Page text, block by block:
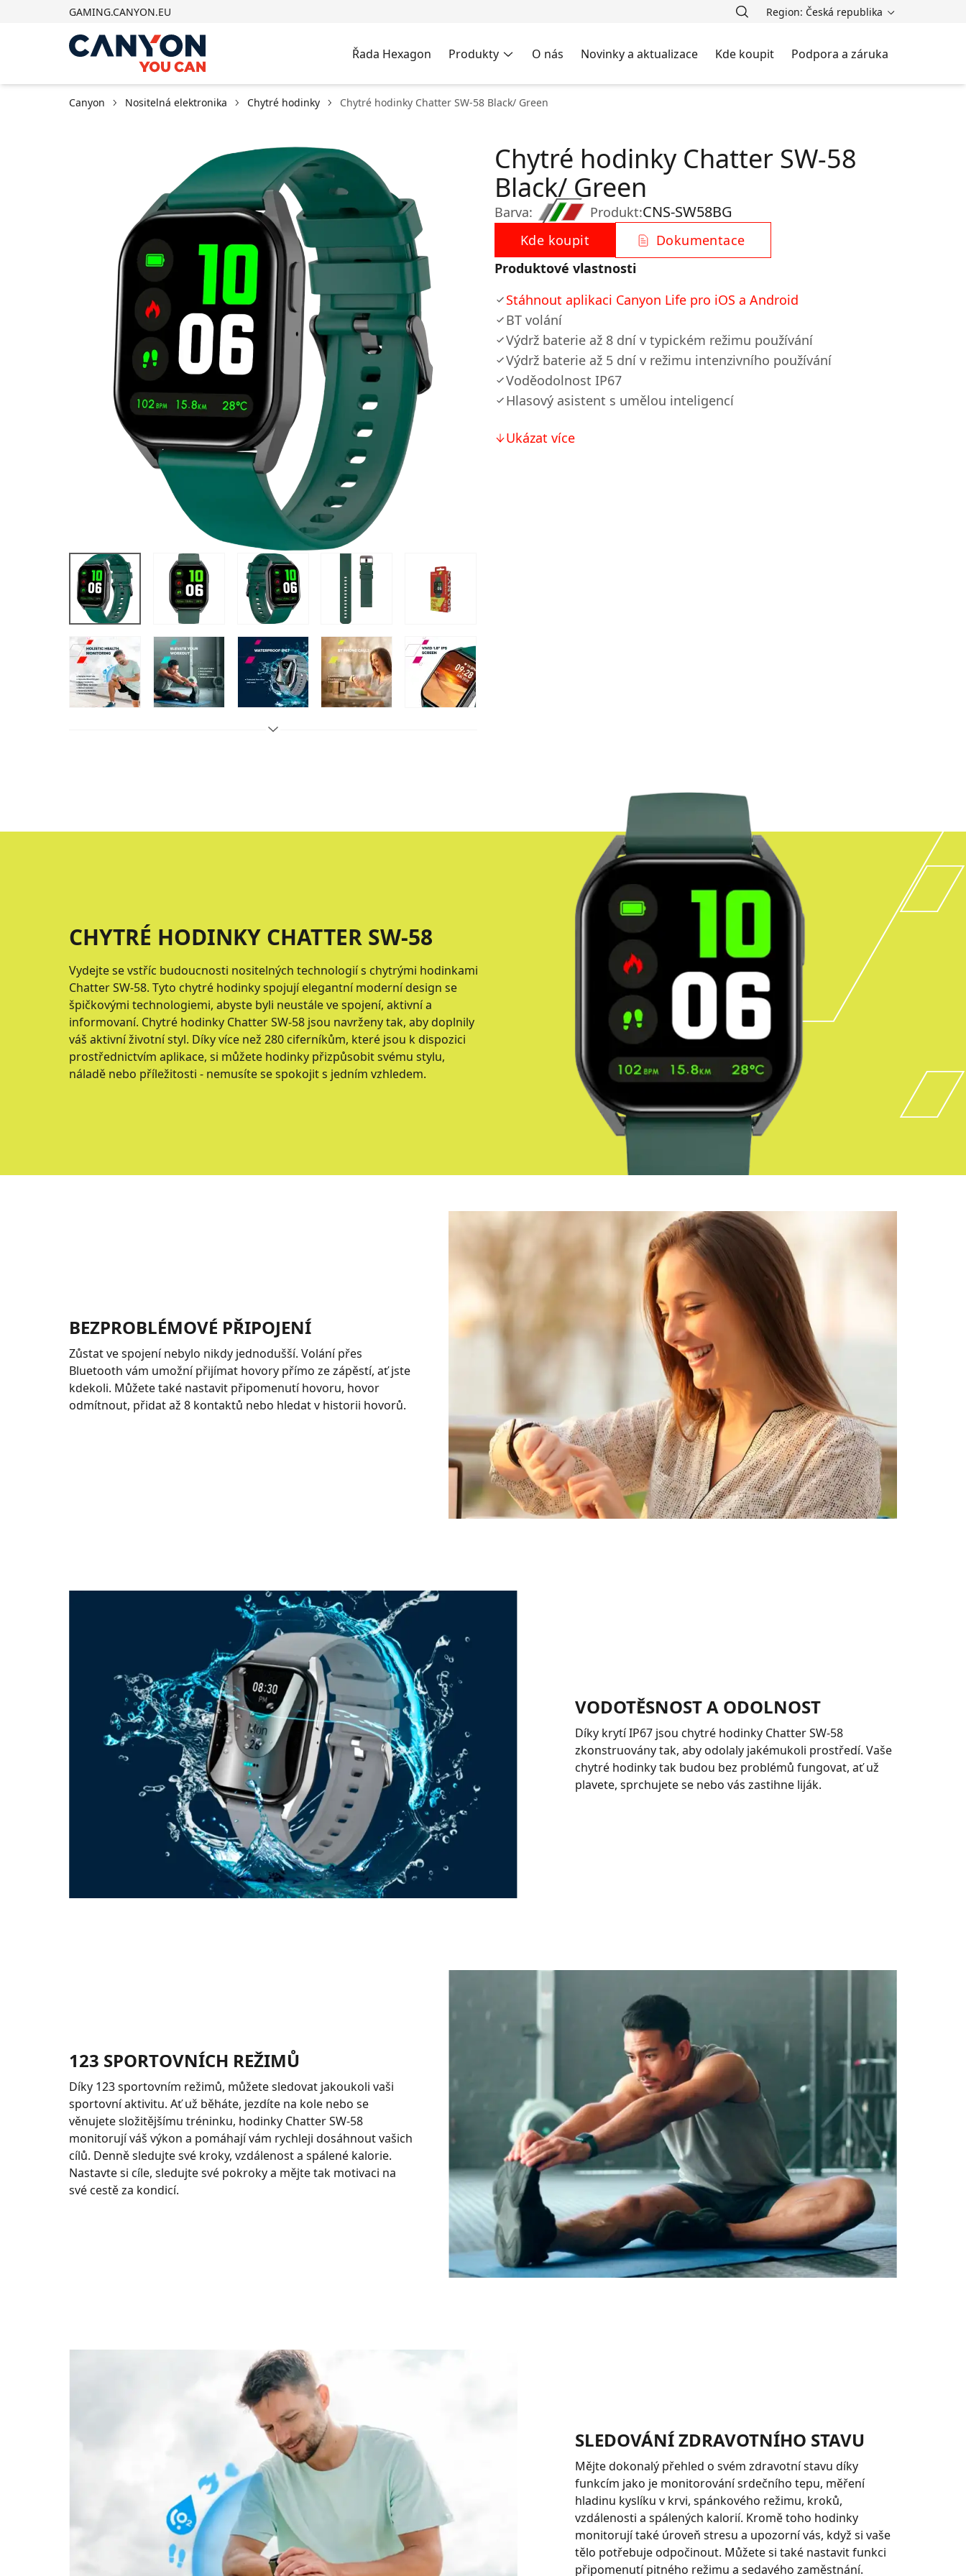
GAMING.CANYON.EU Region: Česká republika
Řada Hexagon Produkty O nás Novinky a aktualizace Kde koupit Podpora a záruka
Canyon Nositelná elektronika Chytré hodinky Chytré hodinky Chatter SW-58 Black/ Green
Barva:
Chytré hodinky Chatter SW-58
Black/ Green
Produkt:CNS-SW58BG
Kde koupit
Dokumentace
Produktové vlastnosti
Stáhnout aplikaci Canyon Life pro iOS a Android
BT volání
Výdrž baterie až 8 dní v typickém režimu používání
Výdrž baterie až 5 dní v režimu intenzivního používání
Voděodolnost IP67
Hlasový asistent s umělou inteligencí
Ukázat více
CHYTRÉ HODINKY CHATTER SW-58
Vydejte se vstříc budoucnosti nositelných technologií s chytrými hodinkami
Chatter SW-58. Tyto chytré hodinky spojují elegantní moderní design se
špičkovými technologiemi, abyste byli neustále ve spojení, aktivní a
informovaní. Chytré hodinky Chatter SW-58 jsou navrženy tak, aby doplnily
váš aktivní životní styl. Díky více než 280 ciferníkům, které jsou k dispozici
prostřednictvím aplikace, si můžete hodinky přizpůsobit svému stylu,
náladě nebo příležitosti - nemusíte se spokojit s jedním vzhledem.
BEZPROBLÉMOVÉ PŘIPOJENÍ
Zůstat ve spojení nebylo nikdy jednodušší. Volání přes
Bluetooth vám umožní přijímat hovory přímo ze zápěstí, ať jste
kdekoli. Můžete také nastavit připomenutí hovoru, hovor
odmítnout, přidat až 8 kontaktů nebo hledat v historii hovorů.
VODOTĚSNOST A ODOLNOST
Díky krytí IP67 jsou chytré hodinky Chatter SW-58
zkonstruovány tak, aby odolaly jakémukoli prostředí. Vaše
chytré hodinky tak budou bez problémů fungovat, ať už
plavete, sprchujete se nebo vás zastihne liják.
123 SPORTOVNÍCH REŽIMŮ
Díky 123 sportovním režimů, můžete sledovat jakoukoli vaši
sportovní aktivitu. Ať už běháte, jezdíte na kole nebo se
věnujete složitějšímu tréninku, hodinky Chatter SW-58
monitorují váš výkon a pomáhají vám rychleji dosáhnout vašich
cílů. Denně sledujte své kroky, vzdálenost a spálené kalorie.
Nastavte si cíle, sledujte své pokroky a mějte tak motivaci na
své cestě za kondicí.
SLEDOVÁNÍ ZDRAVOTNÍHO STAVU
Mějte dokonalý přehled o svém zdravotní stavu díky
funkcím jako je monitorování srdečního tepu, měření
hladinu kyslíku v krvi, spánkového režimu, kroků,
vzdálenosti a spálených kalorií. Kromě toho hodinky
monitorují také úroveň stresu a upozorní vás, když si vaše
tělo potřebuje odpočinout. Můžete si také nastavit funkci
připomenutí pitného režimu a sedavého zaměstnání.